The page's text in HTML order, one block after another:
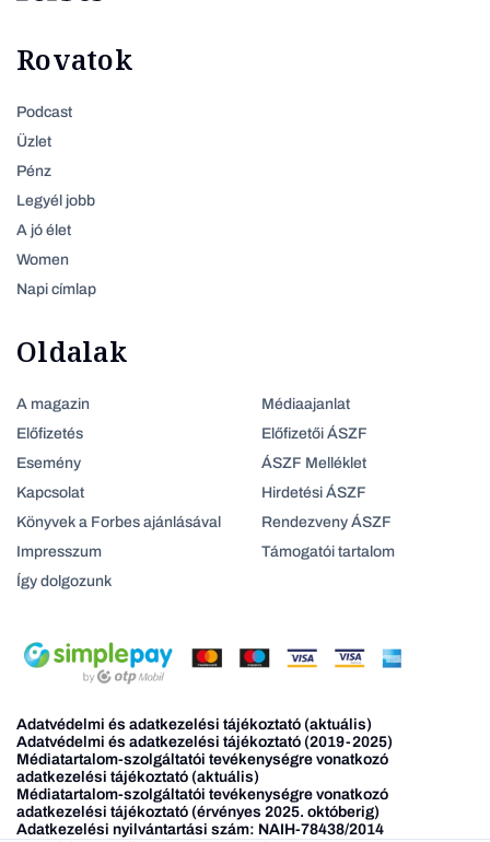
Rovatok
Podcast
Üzlet
Pénz
Legyél jobb
A jó élet
Women
Napi címlap
Oldalak
A magazin
Előfizetés
Esemény
Kapcsolat
Könyvek a Forbes ajánlásával
Impresszum
Így dolgozunk
Médiaajanlat
Előfizetői ÁSZF
ÁSZF Melléklet
Hirdetési ÁSZF
Rendezveny ÁSZF
Támogatói tartalom
Adatvédelmi és adatkezelési tájékoztató (aktuális)
Adatvédelmi és adatkezelési tájékoztató (2019-2025)
Médiatartalom-szolgáltatói tevékenységre vonatkozó
adatkezelési tájékoztató (aktuális)
Médiatartalom-szolgáltatói tevékenységre vonatkozó
adatkezelési tájékoztató (érvényes 2025. októberig)
Adatkezelési nyilvántartási szám: NAIH-78438/2014